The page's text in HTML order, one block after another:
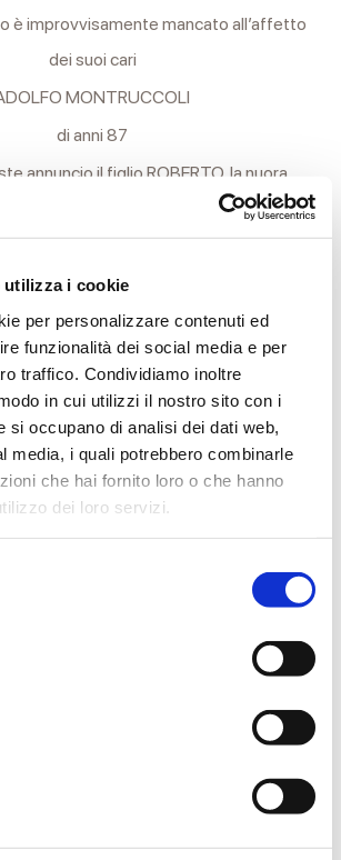
i cookie
per personalizzare contenuti ed
funzionalità dei social media e per
traffico. Condividiamo inoltre
in cui utilizzi il nostro sito con i
si occupano di analisi dei dati web,
media, i quali potrebbero combinarle
che hai fornito loro o che hanno
dei loro servizi.
è improvvisamente mancato all’affetto
dei suoi cari
MONTRUCCOLI
di anni 87
annuncio il figlio ROBERTO, la nuora
CLARISSA, la sorella GIOVANNA e i
parenti tutti.
Martedì 11 c.m. partendo alle ore
ardenti dell’Arcispedale Santa Maria
parrocchiale di QUATTRO CASTELLA.
cimitero locale.
coloro che interverranno alla
maggio 2021